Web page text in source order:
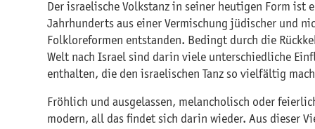
Der israelische Volkstanz in seiner heutigen Form ist
Jahrhunderts aus einer Vermischung jüdischer und
Folkloreformen entstanden. Bedingt durch die
Welt nach Israel sind darin viele unterschiedliche
enthalten, die den israelischen Tanz so vielfältig
Fröhlich und ausgelassen, melancholisch oder
modern, all das findet sich darin wieder. Aus dieser